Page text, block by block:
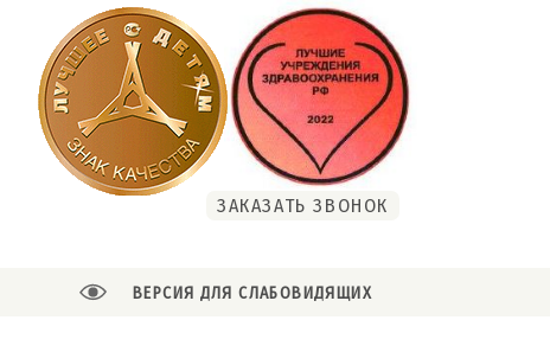
ЗАКАЗАТЬ ЗВОНОК
ВЕРСИЯ ДЛЯ СЛАБОВИДЯЩИХ